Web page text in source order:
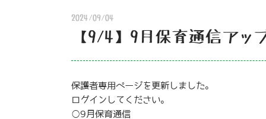
2024/09/04
【9/4】9月保育通信アッ
保護者専用ページを更新しました。
ログインしてください。
○9月保育通信